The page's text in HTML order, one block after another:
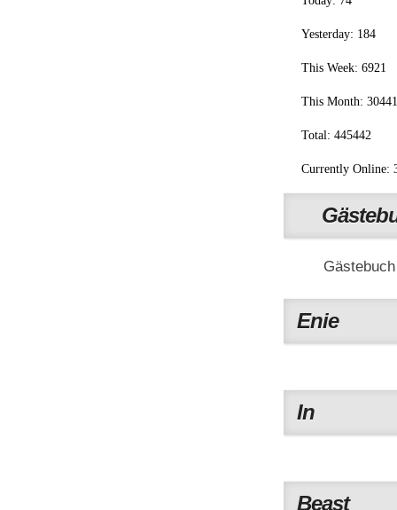
Yesterday: 184
This Week: 6921
This Month: 30441
Total: 445442
Currently Online:
Gästebuch
Enie
In
Beast